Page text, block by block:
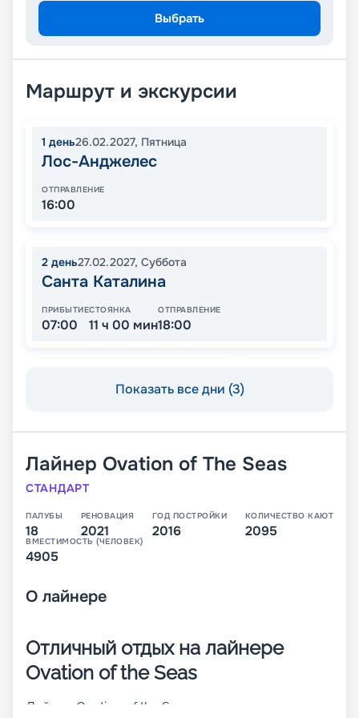
Выбрать
Маршрут и экскурсии
1 день26.02.2027, Пятница
Лос-Анджелес
ОТПРАВЛЕНИЕ
16:00
2 день27.02.2027, Суббота
Санта Каталина
ПРИБЫТИЕ
07:00
СТОЯНКА
11 ч 00 мин
ОТПРАВЛЕНИЕ
18:00
Показать все дни (3)
Лайнер Ovation of The Seas
СТАНДАРТ
ПАЛУБЫ
18
РЕНОВАЦИЯ
2021
ГОД ПОСТРОЙКИ
2016
КОЛИЧЕСТВО КАЮТ
2095
ВМЕСТИМОСТЬ (ЧЕЛОВЕК)
4905
О лайнере
Отличный отдых на лайнере
Ovation of the Seas
Лайнер Ovation of the Seas – третье судно класса